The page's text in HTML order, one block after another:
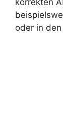
korrekten
oder in